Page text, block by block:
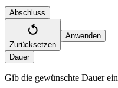
Abschluss
Zurücksetzen
Anwenden
Dauer
Gib die gewünschte Dauer ein